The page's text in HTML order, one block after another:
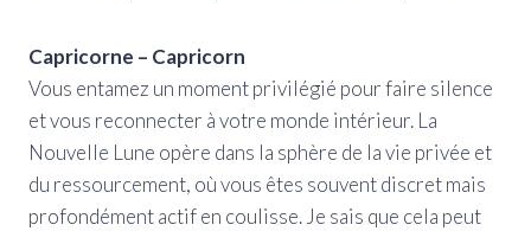
Capricorne – Capricorn
Vous entamez un moment privilégié pour faire silence
et vous reconnecter à votre monde intérieur. La
Nouvelle Lune opère dans la sphère de la vie privée et
du ressourcement, où vous êtes souvent discret mais
profondément actif en coulisse. Je sais que cela peut